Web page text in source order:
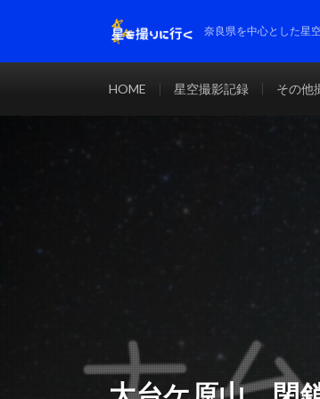
奈良県を中心とした星
HOME 星空撮影記録 その他